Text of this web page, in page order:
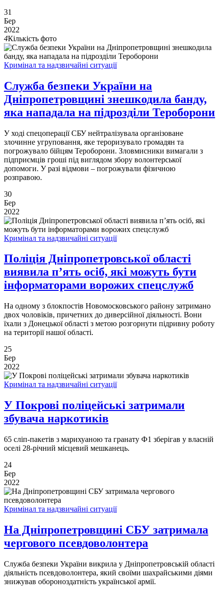
31
Бер
2022
4Кількість фото
Кримінал та надзвичайні ситуації
Служба безпеки України на
Дніпропетровщині знешкодила банду,
яка нападала на підрозділи Тероборони
У ході спецоперації СБУ нейтралізувала організоване
злочинне угруповання, яке тероризувало громадян та
погрожувало бійцям Тероборони. Зловмисники вимагали з
підприємців гроші під виглядом збору волонтерської
допомоги. У разі відмови – погрожували фізичною
розправою.
30
Бер
2022
Кримінал та надзвичайні ситуації
Поліція Дніпропетровської області
виявила п’ять осіб, які можуть бути
інформаторами ворожих спецслужб
На одному з блокпостів Новомосковського району затримано
двох чоловіків, причетних до диверсійної діяльності. Вони
їхали з Донецької області з метою розгорнути підривну роботу
на території нашої області.
25
Бер
2022
Кримінал та надзвичайні ситуації
У Покрові поліцейські затримали
збувача наркотиків
65 сліп-пакетів з марихуаною та гранату Ф1 зберігав у власній
оселі 28-річний місцевий мешканець.
24
Бер
2022
Кримінал та надзвичайні ситуації
На Дніпропетровщині СБУ затримала
чергового псевдоволонтера
Служба безпеки України викрила у Дніпропетровській області
діяльність псевдоволонтера, який своїми шахрайськими діями
знижував обороноздатність української армії.